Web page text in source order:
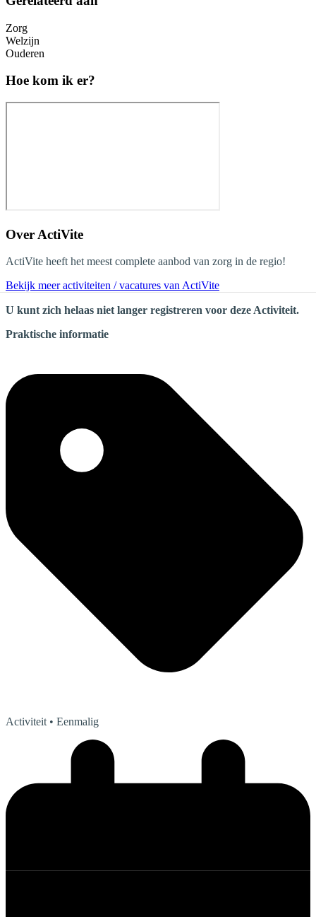
Zorg
Welzijn
Ouderen
Hoe kom ik er?
Over ActiVite
ActiVite heeft het meest complete aanbod van zorg in de regio!
Bekijk meer activiteiten / vacatures van ActiVite
U kunt zich helaas niet langer registreren voor deze Activiteit.
Praktische informatie
Activiteit • Eenmalig